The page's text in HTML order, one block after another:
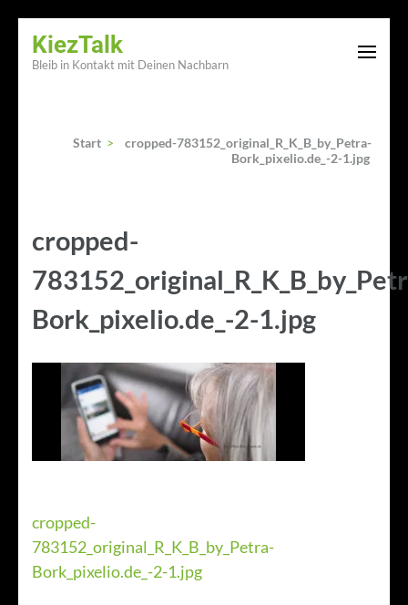
Inhalt
KiezTalk
Bleib in Kontakt mit Deinen Nachbarn
Start >
cropped-783152_original_R_K_B_by_Petra-
Bork_pixelio.de_-2-1.jpg
cropped-
Bork_pixelio.de_-2-1.jpg
Beitragsnavigation
cropped-
783152_original_R_K_B_by_Petra-
Bork_pixelio.de_-2-1.jpg